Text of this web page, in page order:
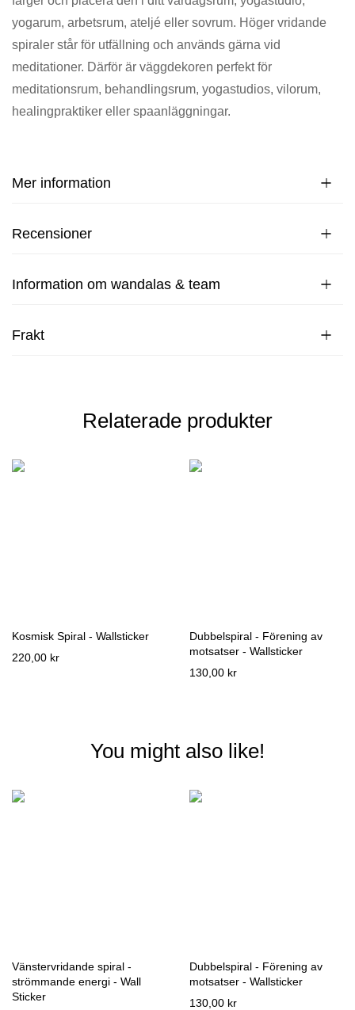
yogarum, arbetsrum, ateljé eller sovrum. Höger vridande
spiraler står för utfällning och används gärna vid
meditationer. Därför är väggdekoren perfekt för
meditationsrum, behandlingsrum, yogastudios, vilorum,
healingpraktiker eller spaanläggningar.
Mer information
Recensioner
Information om wandalas & team
Frakt
Relaterade produkter
Kosmisk Spiral - Wallsticker
220,00 kr
Dubbelspiral - Förening av
motsatser - Wallsticker
130,00 kr
You might also like!
Vänstervridande spiral -
strömmande energi - Wall
Sticker
Dubbelspiral - Förening av
motsatser - Wallsticker
130,00 kr